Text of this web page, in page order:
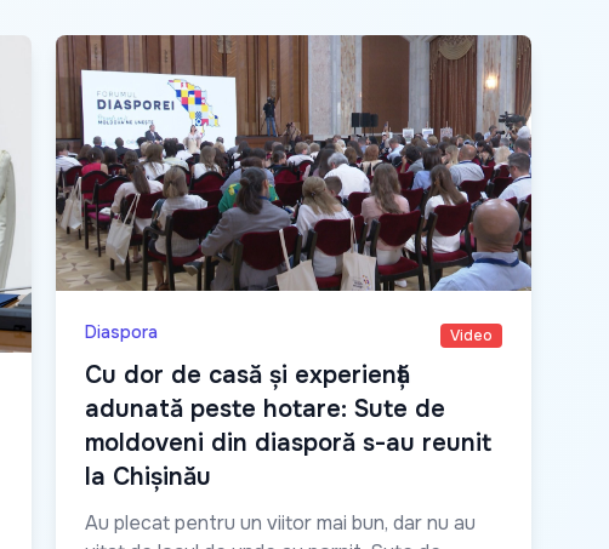
Diaspora Video
Cu dor de casă și experiență
adunată peste hotare: Sute de
moldoveni din diasporă s-au reunit
la Chișinău
Au plecat pentru un viitor mai bun, dar nu au